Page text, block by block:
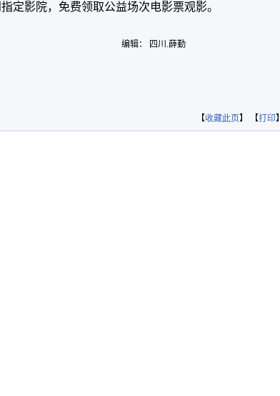
定影院，免费领取公益场次电影票观影。
编辑： 四川.薛勤
【收藏此页】 【打印】